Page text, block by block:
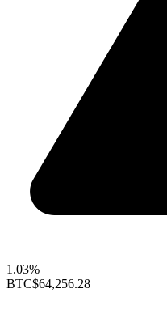
1.03%
BTC$64,256.28